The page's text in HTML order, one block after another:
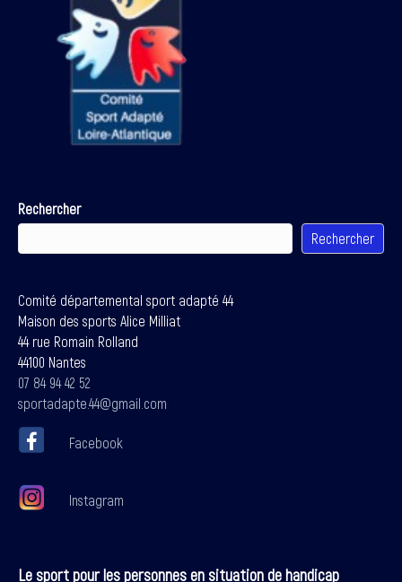
Rechercher
Rechercher
Comité départemental sport adapté 44
Maison des sports Alice Milliat
44 rue Romain Rolland
44100 Nantes
07 84 94 42 52
sportadapte.44@gmail.com
Facebook
Instagram
Le sport pour les personnes en situation de handicap